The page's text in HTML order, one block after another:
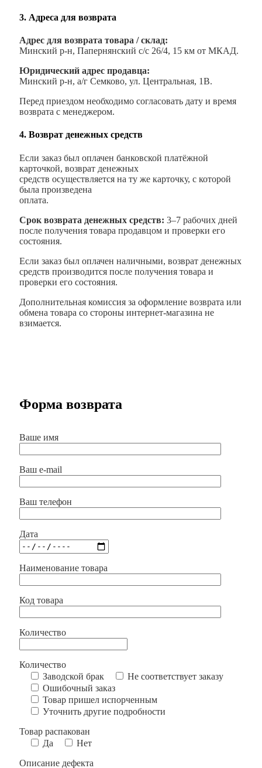
3. Адреса для возврата
Адрес для возврата товара / склад:
Минский р-н, Папернянский с/с 26/4, 15 км от МКАД.
Юридический адрес продавца:
Минский р-н, а/г Семково, ул. Центральная, 1В.
Перед приездом необходимо согласовать дату и время
возврата с менеджером.
4. Возврат денежных средств
Если заказ был оплачен банковской платёжной
карточкой, возврат денежных
средств осуществляется на ту же карточку, с которой
была произведена
оплата.
Срок возврата денежных средств: 3–7 рабочих дней
после получения товара продавцом и проверки его
состояния.
Если заказ был оплачен наличными, возврат денежных
средств производится после получения товара и
проверки его состояния.
Дополнительная комиссия за оформление возврата или
обмена товара со стороны интернет-магазина не
взимается.
Форма возврата
Ваше имя
Ваш e-mail
Ваш телефон
Дата
Наименование товара
Код товара
Количество
Количество
Заводской брак
Не соответствует заказу
Ошибочный заказ
Товар пришел испорченным
Уточнить другие подробности
Товар распакован
Да
Нет
Описание дефекта